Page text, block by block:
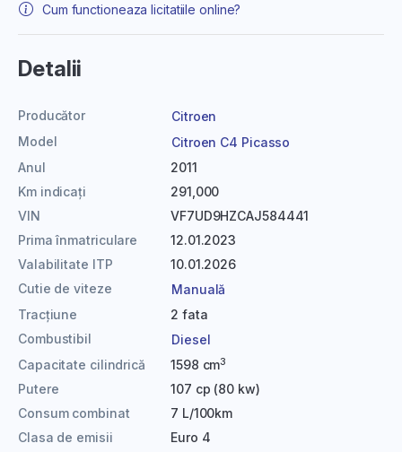
Cum functioneaza licitatiile online?
Detalii
Producător
Citroen
Model
Citroen C4 Picasso
Anul
2011
Km indicați
291,000
VIN
VF7UD9HZCAJ584441
Prima înmatriculare
12.01.2023
Valabilitate ITP
10.01.2026
Cutie de viteze
Manuală
Tracțiune
2 fata
Combustibil
Diesel
Capacitate cilindrică
1598 cm3
Putere
107 cp (80 kw)
Consum combinat
7 L/100km
Clasa de emisii
Euro 4